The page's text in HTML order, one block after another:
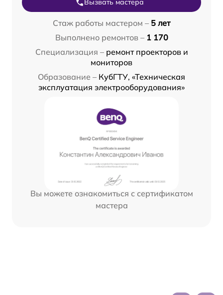
Вызвать мастера
Стаж работы мастером – 5 лет
Выполнено ремонтов – 1 170
Специализация – ремонт проекторов и
мониторов
Образование – КубГТУ, «Техническая
эксплуатация электрооборудования»
Вы можете ознакомиться с сертификатом
мастера